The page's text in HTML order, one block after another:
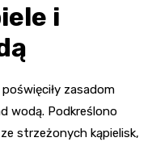
i
zasadom
wodą. Podkreślono
strzeżonych kąpielisk,